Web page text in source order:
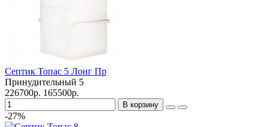
Септик Топас 5 Лонг Пр
Принудительный 5
226700р. 165500р.
В корзину
-27%